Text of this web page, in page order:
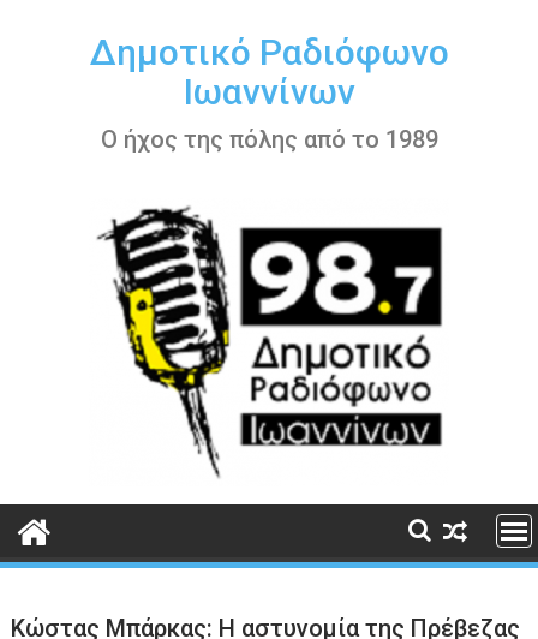
περιεχόμενοΔημοτικό Ραδιόφωνο
Ιωαννίνων
Ο ήχος της πόλης από το 1989
Κώστας Μπάρκας: Η αστυνομία της Πρέβεζας